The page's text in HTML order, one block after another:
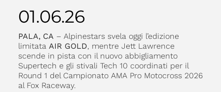
01.06.26
PALA, CA – Alpinestars svela oggi l’edizione
limitata AIR GOLD, mentre Jett Lawrence
scende in pista con il nuovo abbigliamento
Supertech e gli stivali Tech 10 coordinati per il
Round 1 del Campionato AMA Pro Motocross 2026
al Fox Raceway.